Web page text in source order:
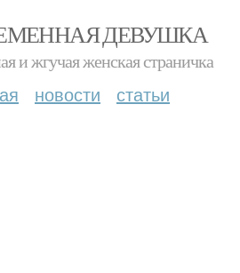
ДЕВУШКА
и жгучая женская страничка
новости статьи